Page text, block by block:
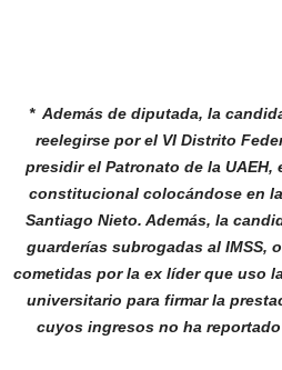
* Además de diputada, la
reelegirse por el VI Distrito
presidir el Patronato de la
constitucional colocándose en
Santiago Nieto. Además, la
guarderías subrogadas al IMSS,
cometidas por la ex líder que uso
universitario para firmar la
cuyos ingresos no ha